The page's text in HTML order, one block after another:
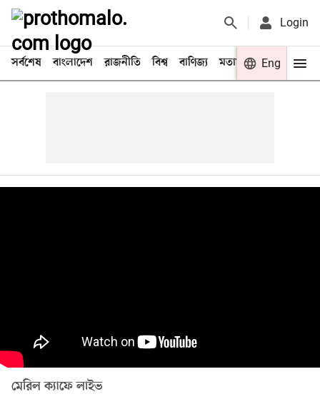
Login
সর্বশেষ বাংলাদেশ রাজনীতি বিশ্ব বাণিজ্য মতামত খেলা
Eng
মেরিল ক্যাফে লাইভ